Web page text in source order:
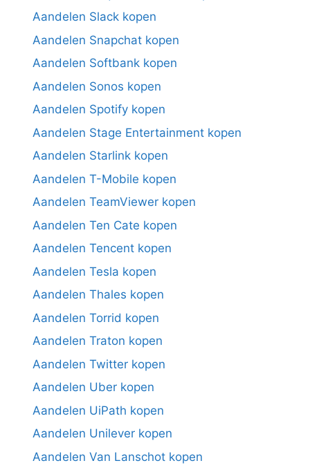
Aandelen Slack kopen
Aandelen Snapchat kopen
Aandelen Softbank kopen
Aandelen Sonos kopen
Aandelen Spotify kopen
Aandelen Stage Entertainment kopen
Aandelen Starlink kopen
Aandelen T-Mobile kopen
Aandelen TeamViewer kopen
Aandelen Ten Cate kopen
Aandelen Tencent kopen
Aandelen Tesla kopen
Aandelen Thales kopen
Aandelen Torrid kopen
Aandelen Traton kopen
Aandelen Twitter kopen
Aandelen Uber kopen
Aandelen UiPath kopen
Aandelen Unilever kopen
Aandelen Van Lanschot kopen